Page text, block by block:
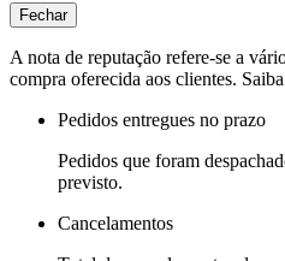
Fechar
A nota de reputação refere-se a
compra oferecida aos clientes.
Pedidos entregues no prazo
Pedidos que foram
previsto.
Cancelamentos